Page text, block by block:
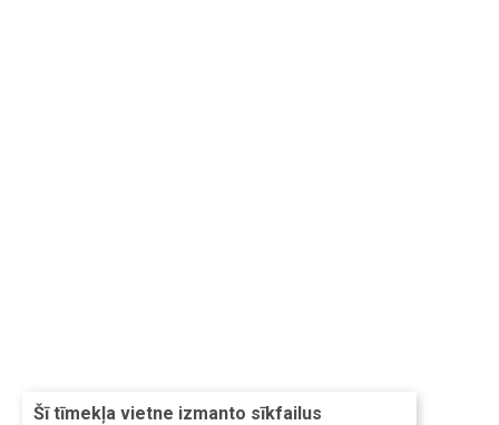
Šī tīmekļa vietne izmanto sīkfailus